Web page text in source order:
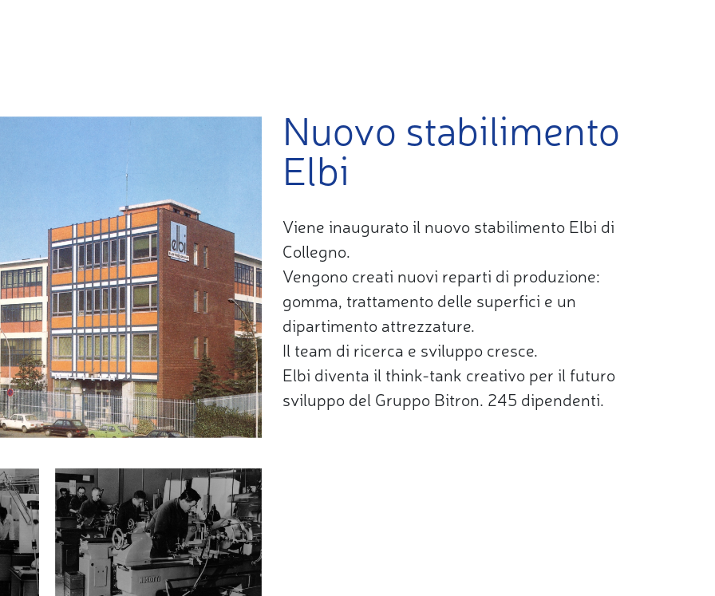
Nuovo stabilimento
Elbi
Viene inaugurato il nuovo stabilimento Elbi di
Collegno.
Vengono creati nuovi reparti di produzione:
gomma, trattamento delle superfici e un
dipartimento attrezzature.
Il team di ricerca e sviluppo cresce.
Elbi diventa il think-tank creativo per il futuro
sviluppo del Gruppo Bitron. 245 dipendenti.